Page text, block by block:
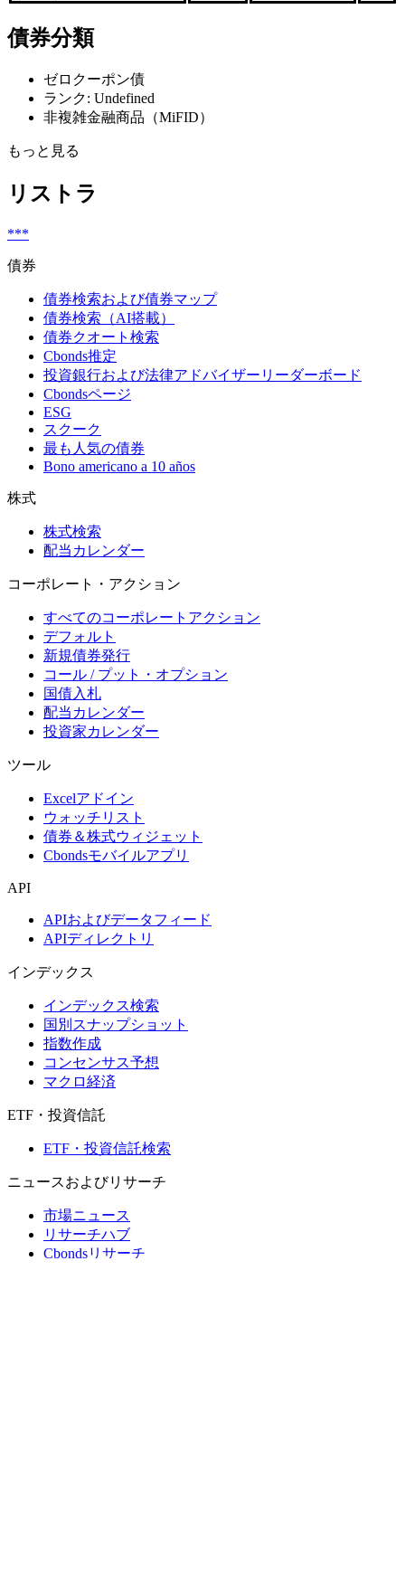
債券分類
ゼロクーポン債
ランク: Undefined
非複雑金融商品（MiFID）
もっと見る
リストラ
***
債券
債券検索および債券マップ
債券検索（AI搭載）
債券クオート検索
Cbonds推定
投資銀行および法律アドバイザーリーダーボード
Cbondsページ
ESG
スクーク
最も人気の債券
Bono americano a 10 años
株式
株式検索
配当カレンダー
コーポレート・アクション
すべてのコーポレートアクション
デフォルト
新規債券発行
コール / プット・オプション
国債入札
配当カレンダー
投資家カレンダー
ツール
Excelアドイン
ウォッチリスト
債券＆株式ウィジェット
Cbondsモバイルアプリ
API
APIおよびデータフィード
APIディレクトリ
インデックス
インデックス検索
国別スナップショット
指数作成
コンセンサス予想
マクロ経済
ETF・投資信託
ETF・投資信託検索
ニュースおよびリサーチ
市場ニュース
リサーチハブ
Cbondsリサーチ